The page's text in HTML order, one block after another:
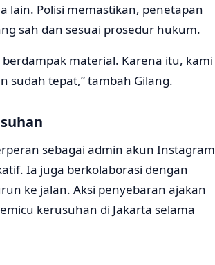
lain. Polisi memastikan, penetapan
sah dan sesuai prosedur hukum.
material. Karena itu, kami
sudah tepat,” tambah Gilang.
sebagai admin akun Instagram
Ia juga berkolaborasi dengan
ke jalan. Aksi penyebaran ajakan
kerusuhan di Jakarta selama